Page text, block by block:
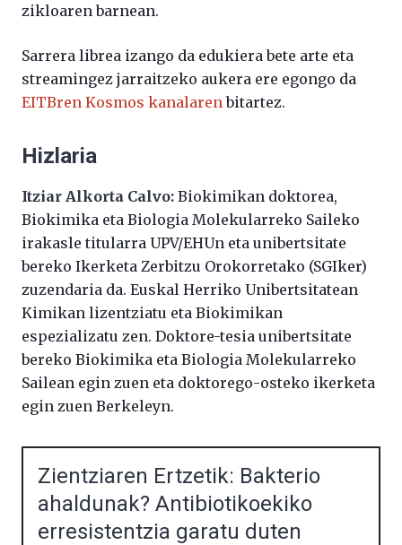
zikloaren barnean.
Sarrera librea izango da edukiera bete arte eta
streamingez jarraitzeko aukera ere egongo da
EITBren Kosmos kanalaren bitartez.
Hizlaria
Itziar Alkorta Calvo: Biokimikan doktorea,
Biokimika eta Biologia Molekularreko Saileko
irakasle titularra UPV/EHUn eta unibertsitate
bereko Ikerketa Zerbitzu Orokorretako (SGIker)
zuzendaria da. Euskal Herriko Unibertsitatean
Kimikan lizentziatu eta Biokimikan
espezializatu zen. Doktore-tesia unibertsitate
bereko Biokimika eta Biologia Molekularreko
Sailean egin zuen eta doktorego-osteko ikerketa
egin zuen Berkeleyn.
Zientziaren Ertzetik: Bakterio
ahaldunak? Antibiotikoekiko
erresistentzia garatu duten